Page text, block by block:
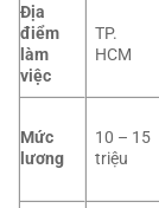
Địa
điểm
làm
việc
TP.
HCM
Mức
lương
10 – 15
triệu